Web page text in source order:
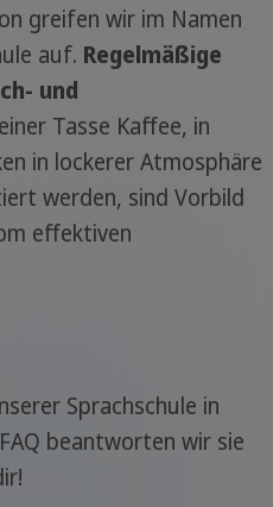
greifen wir im Namen
auf. Regelmäßige
und
Tasse Kaffee, in
in lockerer Atmosphäre
werden, sind Vorbild
effektiven
Sprachschule in
beantworten wir sie